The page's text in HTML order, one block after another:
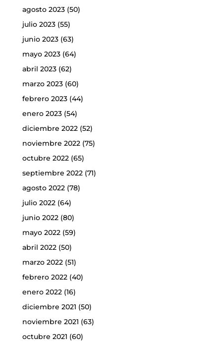
agosto 2023(50)
julio 2023(55)
junio 2023(63)
mayo 2023(64)
abril 2023(62)
marzo 2023(60)
febrero 2023(44)
enero 2023(54)
diciembre 2022(52)
noviembre 2022(75)
octubre 2022(65)
septiembre 2022(71)
agosto 2022(78)
julio 2022(64)
junio 2022(80)
mayo 2022(59)
abril 2022(50)
marzo 2022(51)
febrero 2022(40)
enero 2022(16)
diciembre 2021 (50)
noviembre 2021 (63)
octubre 2021 (60)